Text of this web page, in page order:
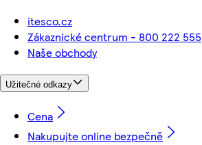
itesco.cz
Zákaznické centrum - 800 222 555
Naše obchody
Užitečné odkazy
Cena
Nakupujte online bezpečně